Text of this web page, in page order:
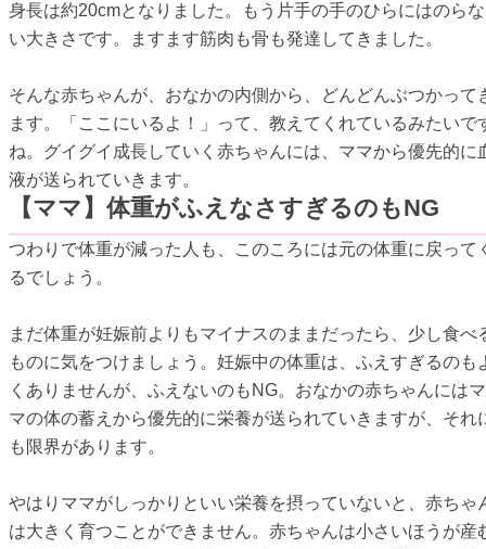
身長は約20cmとなりました。もう片手の手のひらにはのらな
い大きさです。ますます筋肉も骨も発達してきました。
そんな赤ちゃんが、おなかの内側から、どんどんぶつかって
ます。「ここにいるよ！」って、教えてくれているみたいで
ね。グイグイ成長していく赤ちゃんには、ママから優先的に
液が送られていきます。
【ママ】体重がふえなさすぎるのもNG
つわりで体重が減った人も、このころには元の体重に戻って
るでしょう。
まだ体重が妊娠前よりもマイナスのままだったら、少し食べ
ものに気をつけましょう。妊娠中の体重は、ふえすぎるのも
くありませんが、ふえないのもNG。おなかの赤ちゃんにはマ
マの体の蓄えから優先的に栄養が送られていきますが、それ
も限界があります。
やはりママがしっかりといい栄養を摂っていないと、赤ちゃ
は大きく育つことができません。赤ちゃんは小さいほうが産